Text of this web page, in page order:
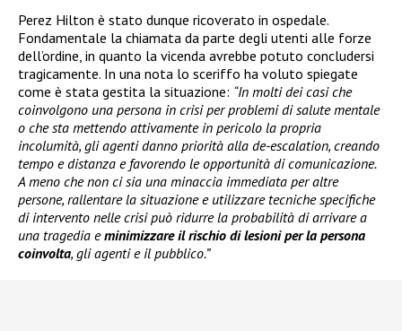
Perez Hilton è stato dunque ricoverato in ospedale.
Fondamentale la chiamata da parte degli utenti alle forze
dell’ordine, in quanto la vicenda avrebbe potuto concludersi
tragicamente. In una nota lo sceriffo ha voluto spiegate
come è stata gestita la situazione: “In molti dei casi che
coinvolgono una persona in crisi per problemi di salute mentale
o che sta mettendo attivamente in pericolo la propria
incolumità, gli agenti danno priorità alla de-escalation, creando
tempo e distanza e favorendo le opportunità di comunicazione.
A meno che non ci sia una minaccia immediata per altre
persone, rallentare la situazione e utilizzare tecniche specifiche
di intervento nelle crisi può ridurre la probabilità di arrivare a
una tragedia eminimizzare il rischio di lesioni per la persona
coinvolta, gli agenti e il pubblico.”